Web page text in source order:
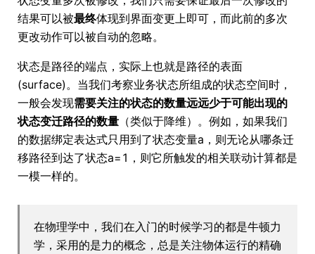
结果可以被最终体现到界面变更上即可，而此前的多次
更改动作可以被自动的忽略。
状态是路径的端点，实际上也就是路径的表面
(surface)。当我们考察业务状态所组成的状态空间时，
一般会发现需要关注的状态的数量远远少于可能出现的
状态变迁路径的数量 （类似于降维）。例如，如果我们
的数据绑定表达式只用到了状态变量a，则无论从哪条迁
移路径到达了状态a=1，则它所触发的相关联动计算都是
一模一样的。
在物理学中，我们在入门的时候学习的都是牛顿力
学，采用的是力的概念，总是关注物体运行的精确